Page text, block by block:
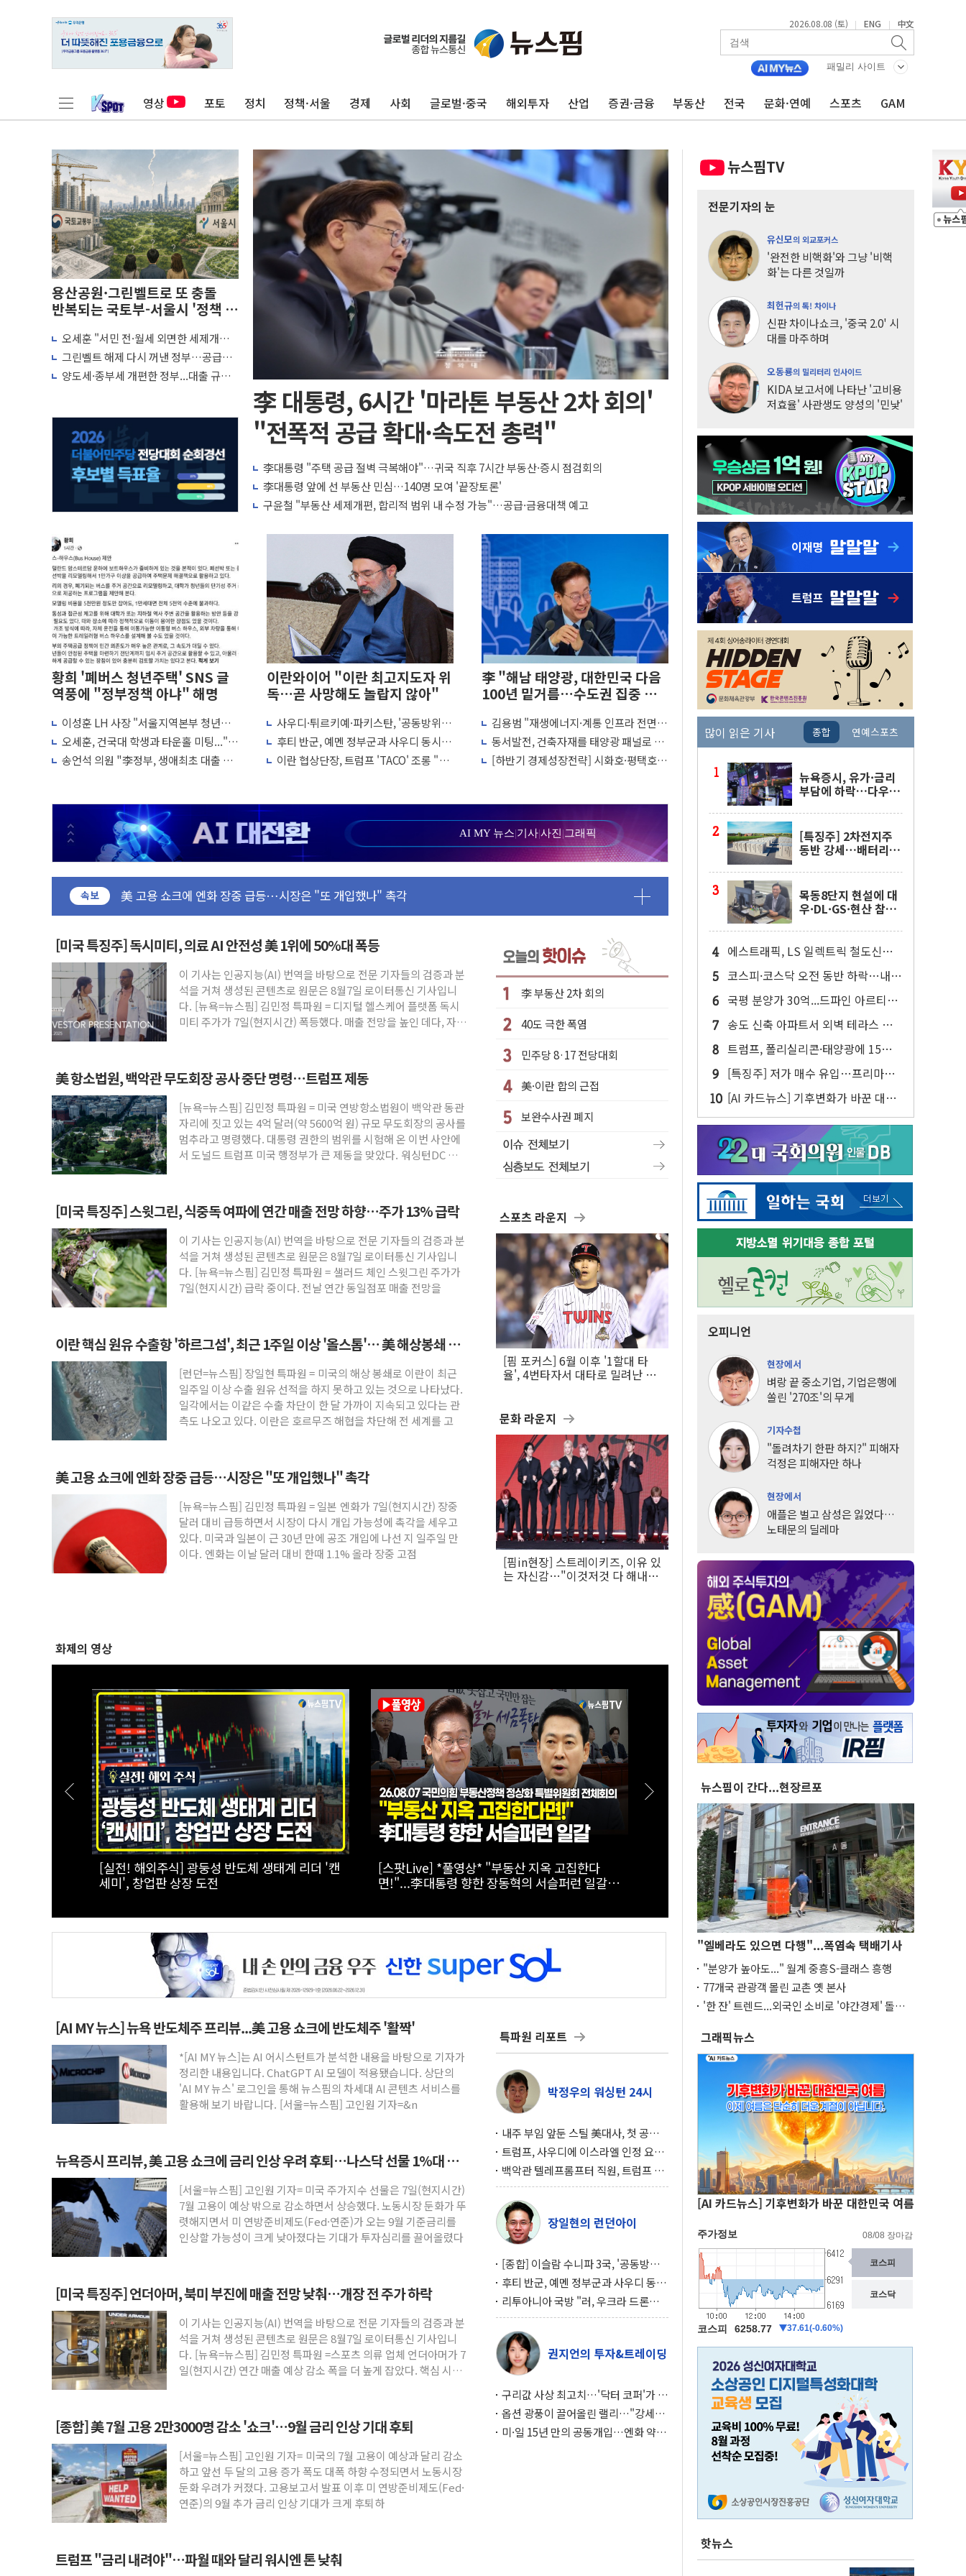
2026.08.08 (토) | ENG | 中文
패밀리 사이트
영상 포토 정치 정책·서울 경제 사회 글로벌·중국 해외투자 산업 증권·금융 부동산 전국 문화·연예 스포츠 GAM
용산공원·그린벨트로 또 충돌
반복되는 국토부-서울시 '정책 엇
오세훈 "서민 전·월세 외면한 세제개
편"…용산공원 훼손 안 돼
그린벨트 해제 다시 꺼낸 정부…공급난
해소 '단기 효과' 불투명
양도세·종부세 개편한 정부...대출 규제
李 대통령, 6시간 '마라톤 부동산 2차 회의'
"전폭적 공급 확대·속도전 총력"
李대통령 "주택 공급 절벽 극복해야"…귀국 직후 7시간 부동산·증시 점검회의
李대통령 앞에 선 부동산 민심…140명 모여 '끝장토론'
구윤철 "부동산 세제개편, 합리적 범위 내 수정 가능"…공급·금융대책 예고
황희 '폐버스 청년주택' SNS 글
역풍에 "정부정책 아냐" 해명
이성훈 LH 사장 "서울지역본부 청년주
택으로"…직원 사기 회복도 숙제
오세훈, 건국대 학생과 타운홀 미팅..."청
년 주택 7.4만가구 공급 실현"
송언석 의원 "李정부, 생애최초 대출 6억
이란와이어 "이란 최고지도자 위
독…곧 사망해도 놀랍지 않아"
사우디·튀르키예·파키스탄, '공동방위
협정' 체결… 수니파 국가들의 새 안보
협력 구도
후티 반군, 예멘 정부군과 사우디 동시 공
격… 위기 고조되는 또 다른 중동 화약고
이란 협상단장, 트럼프 'TACO' 조롱 "쇼
李 "해남 태양광, 대한민국 다음
100년 밑거름…수도권 집중 완
김용범 "재생에너지·계통 인프라 전면
개편…8월 '국가 에너지 비전' 발표"
동서발전, 건축자재를 태양광 패널로 활
용한다…차세대 에너지 기술 실증 착수
[하반기 경제성장전략] 시화호·평택호
AI MY 뉴스|기사|사진 |그래픽
속보
유럽증시, 美 고용 예상 밖 부진에 연준 금리 인상 가능성 낮아지며 상승… STOXX 600 지수는 나흘 연속
최고치
미 연준 매파 기세 꺾이나…고용 감소에 9월 동결 전망 우세
트럼프, 백신·자폐증 행정명령 검토…"이르면 다음 주"
美 항소법원, 백악관 무도회장 공사 중단 명령…트럼프 제동
이란 핵심 원유 수출항 '하르그섬', 최근 1주일 이상 '올스톱'… 美 해상봉쇄 영향
美 고용 쇼크에 엔화 장중 급등…시장은 "또 개입했나" 촉각
[AI MY 뉴스] 뉴욕 반도체주 프리뷰...美 고용 쇼크에 반도체주 '활짝'
뉴욕증시 프리뷰, 美 고용 쇼크에 금리 인상 우려 후퇴…나스닥 선물 1%대 상승
[종합] 美 7월 고용 2만3000명 감소 '쇼크'…9월 금리 인상 기대 후퇴
[사진] 이슬람 수니파 3개국, 공동방위협정 체결
뉴욕증시 개장 전 특징주...아틀라시안·클라우드플레어·태양광주↑ VS 트레이드데스크·웬디스↓
보훈부, 미 DPAA와 MOU… "6·25 미군 실종자 7359명 끝까지 찾겠다"
트럼프 "금리 내려야"…파월 때와 달리 워시엔 톤 낮춰
특정 정치인 측근 포항시 정책특보 내정설...포항시 '시끌'
李 "해남 태양광, 대한민국 다음 100년 밑거름…수도권 집중 완화 전환점"
李 대통령, '6시간 마라톤 부동산 2차 회의' 주재… "전폭적 공급 확대·속도전 총력"
트럼프, 中 겨냥 폴리실리콘 관세 15% 부과…美 태양광주 급등
[사진] 빈살만과 에르도안의 만남
이란와이어 "이란 최고지도자 위독…곧 사망해도 놀랍지 않아"
[미국 특징주] 독시미티, 의료 AI 안전성 美 1위에 50%대 폭등
이 기사는 인공지능(AI) 번역을 바탕으로 전문 기자들의 검증과 분
석을 거쳐 생성된 콘텐츠로 원문은 8월7일 로이터통신 기사입니
다. [뉴욕=뉴스핌] 김민정 특파원 = 디지털 헬스케어 플랫폼 독시
미티 주가가 7일(현지시간) 폭등했다. 매출 전망을 높인 데다, 자사
美 항소법원, 백악관 무도회장 공사 중단 명령…트럼프 제동
[뉴욕=뉴스핌] 김민정 특파원 = 미국 연방항소법원이 백악관 동관
자리에 짓고 있는 4억 달러(약 5600억 원) 규모 무도회장의 공사를
멈추라고 명령했다. 대통령 권한의 범위를 시험해 온 이번 사안에
서 도널드 트럼프 미국 행정부가 큰 제동을 맞았다. 워싱턴DC 연
[미국 특징주] 스윗그린, 식중독 여파에 연간 매출 전망 하향…주가 13% 급락
이 기사는 인공지능(AI) 번역을 바탕으로 전문 기자들의 검증과 분
석을 거쳐 생성된 콘텐츠로 원문은 8월7일 로이터통신 기사입니
다. [뉴욕=뉴스핌] 김민정 특파원 = 샐러드 체인 스윗그린 주가가
7일(현지시간) 급락 중이다. 전날 연간 동일점포 매출 전망을
이란 핵심 원유 수출항 '하르그섬', 최근 1주일 이상 '올스톱'… 美 해상봉쇄 영
향
[런던=뉴스핌] 장일현 특파원 = 미국의 해상 봉쇄로 이란이 최근
일주일 이상 수출 원유 선적을 하지 못하고 있는 것으로 나타났다.
일각에서는 이같은 수출 차단이 한 달 가까이 지속되고 있다는 관
측도 나오고 있다. 이란은 호르무즈 해협을 차단해 전 세계를 고
美 고용 쇼크에 엔화 장중 급등…시장은 "또 개입했나" 촉각
[뉴욕=뉴스핌] 김민정 특파원 = 일본 엔화가 7일(현지시간) 장중
달러 대비 급등하면서 시장이 다시 개입 가능성에 촉각을 세우고
있다. 미국과 일본이 근 30년 만에 공조 개입에 나선 지 일주일 만
이다. 엔화는 이날 달러 대비 한때 1.1% 올라 장중 고점
李 부동산 2차 회의
40도 극한 폭염
민주당 8·17 전당대회
美·이란 합의 근접
보완수사권 폐지
스포츠 라운지
[핌 포커스] 6월 이후 '1할대 타
율', 4번타자서 대타로 밀려난 LG
문화 라운지
[핌in현장] 스트레이키즈, 이유 있
는 자신감…"이것저것 다 해내는
화제의 영상
[실전! 해외주식] 광둥성 반도체 생태계 리더 '캔
세미', 창업판 상장 도전
[스팟Live] *풀영상* "부동산 지옥 고집한다
면!"...李대통령 향한 장동혁의 서슬퍼런 일갈 |
[스팟Live] 일상에서 장점이 더 돋보이는 '전기
패밀리 SUV' 볼보 EX90
[AI MY 뉴스] 뉴욕 반도체주 프리뷰...美 고용 쇼크에 반도체주 '활짝'
*[AI MY 뉴스]는 AI 어시스턴트가 분석한 내용을 바탕으로 기자가
정리한 내용입니다. ChatGPT AI 모델이 적용됐습니다. 상단의
'AI MY 뉴스' 로그인을 통해 뉴스핌의 차세대 AI 콘텐츠 서비스를
활용해 보기 바랍니다. [서울=뉴스핌] 고인원 기자=&n
뉴욕증시 프리뷰, 美 고용 쇼크에 금리 인상 우려 후퇴…나스닥 선물 1%대 상
승
[서울=뉴스핌] 고인원 기자= 미국 주가지수 선물은 7일(현지시간)
7월 고용이 예상 밖으로 감소하면서 상승했다. 노동시장 둔화가 뚜
렷해지면서 미 연방준비제도(Fed·연준)가 오는 9월 기준금리를
인상할 가능성이 크게 낮아졌다는 기대가 투자심리를 끌어올렸다
[미국 특징주] 언더아머, 북미 부진에 매출 전망 낮춰…개장 전 주가 하락
이 기사는 인공지능(AI) 번역을 바탕으로 전문 기자들의 검증과 분
석을 거쳐 생성된 콘텐츠로 원문은 8월7일 로이터통신 기사입니
다. [뉴욕=뉴스핌] 김민정 특파원 =스포츠 의류 업체 언더아머가 7
일(현지시간) 연간 매출 예상 감소 폭을 더 높게 잡았다. 핵심 시장
[종합] 美 7월 고용 2만3000명 감소 '쇼크'…9월 금리 인상 기대 후퇴
[서울=뉴스핌] 고인원 기자= 미국의 7월 고용이 예상과 달리 감소
하고 앞선 두 달의 고용 증가 폭도 대폭 하향 수정되면서 노동시장
둔화 우려가 커졌다. 고용보고서 발표 이후 미 연방준비제도(Fed·
연준)의 9월 추가 금리 인상 기대가 크게 후퇴하
트럼프 "금리 내려야"…파월 때와 달리 워시엔 톤 낮춰
특파원 리포트
박정우의 워싱턴 24시
내주 부임 앞둔 스틸 美대사, 첫 공개
행사서 "한미동맹 강화 최우선 과제"
트럼프, 사우디에 이스라엘 인정 요
구…원자력 협정 서명 하루 만에 좌초
위기
백악관 텔레프롬프터 직원, 트럼프 연
설 미리 보고 베팅 시장서 10만달러 챙
겨
장일현의 런던아이
[종합] 이슬람 수니파 3국, '공동방위
협정' 체결… 이스라엘·이란 위협에
맞설 자체 억지력 강화
후티 반군, 예멘 정부군과 사우디 동시
공격… 위기 고조되는 또 다른 중동 화
약고
리투아니아 국방 "러, 우크라 드론으
로 나토 회원국 공격 검토… 거짓 깃발
작전"
권지언의 투자&트레이딩
구리값 사상 최고치…'닥터 코퍼'가 말
하는 경기 신호가 달라졌다
옵션 광풍이 끌어올린 랠리…"강세장
이면에 과열 경고등"
미·일 15년 만의 공동개입…엔화 약세
뉴스핌TV
전문기자의 눈
유신모의 외교포커스
'완전한 비핵화'와 그냥 '비핵
화'는 다른 것일까
최헌규의 톡! 차이나
신판 차이나쇼크, '중국 2.0' 시
대를 마주하며
오동룡의 밀리터리 인사이드
KIDA 보고서에 나타난 '고비용
저효율' 사관생도 양성의 '민낯'
많이 읽은 기사 종합 연예스포츠
뉴욕증시, 유가·금리
부담에 하락…다우 5
[특징주] 2차전지주
동반 강세…배터리3
목동8단지 현설에 대
우·DL·GS·현산 참
가' 조건
에스트래픽, LS 일렉트릭 철도신호
사업 인수 계약
코스피·코스닥 오전 동반 하락…내
린 종목이 두 배 넘어
국평 분양가 30억...드파인 아르티아
15가구 '줍줍' 나왔다
송도 신축 아파트서 외벽 테라스 떨
어져…SK에코플랜트 "전수 조사"
트럼프, 폴리실리콘·태양광에 15%
관세…한국 등엔 '합산 상한' 적용
[특징주] 저가 매수 유입…프리마켓
대형주 소폭 반등
[AI 카드뉴스] 기후변화가 바꾼 대한
민국 여름
오피니언
현장에서
벼랑 끝 중소기업, 기업은행에
쏠린 '270조'의 무게
기자수첩
"돌려차기 한판 하지?" 피해자
걱정은 피해자만 하나
현장에서
애플은 벌고 삼성은 잃었다…
노태문의 딜레마
뉴스핌이 간다...현장르포
"엘베라도 있으면 다행"...폭염속 택배기사
"분양가 높아도..." 월계 중흥S-클래스 흥행
77개국 관광객 몰린 교촌 옛 본사
'한 잔' 트렌드...외국인 소비로 '야간경제' 돌파
그래픽뉴스
[AI 카드뉴스] 기후변화가 바꾼 대한민국 여름
핫뉴스